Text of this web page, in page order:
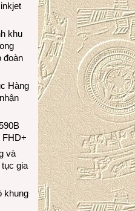
khu
đoàn
Hàng
FHD+
và
gia
khung